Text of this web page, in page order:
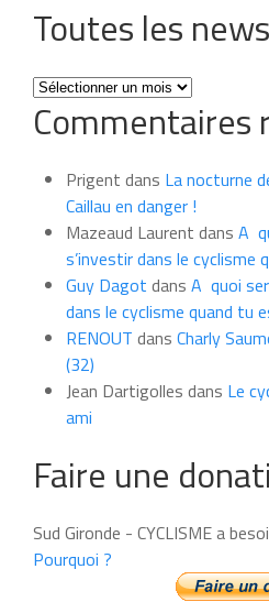
Toutes les
Toutes
les
news
mois
Commentaires
Prigent dans La nocturne
Caillau en danger !
Mazeaud Laurent dans A
s’investir dans le cyclisme
Guy Dagot dans A quoi
dans le cyclisme quand tu
RENOUT dans Charly
(32)
Jean Dartigolles dans Le
ami
Faire une
Sud Gironde - CYCLISME a
Pourquoi ?